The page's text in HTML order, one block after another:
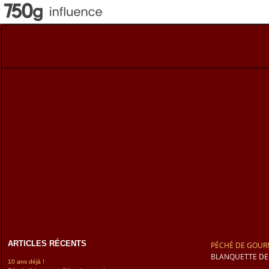
ARTICLES RÉCENTS
10 ans déjà !
PÉCHÉ DE
BLANQUETTE